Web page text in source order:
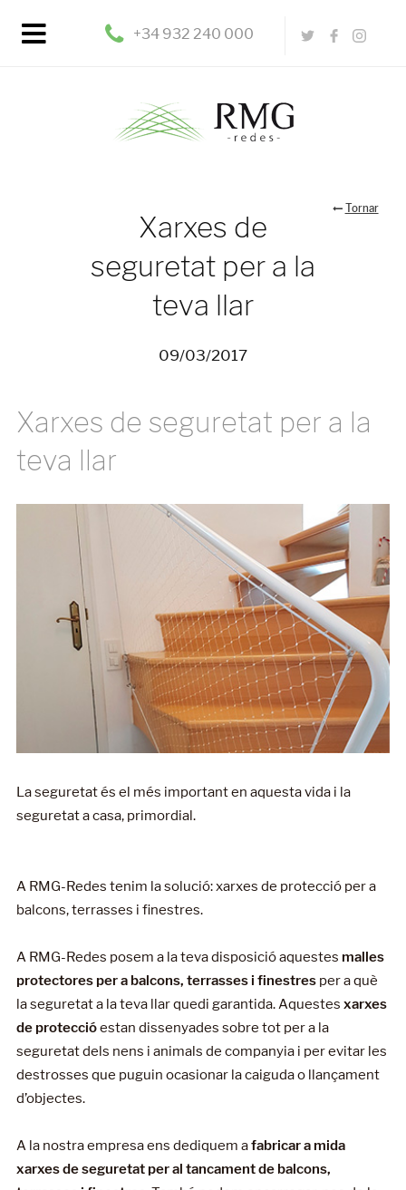
+34 932 240 000
Tornar
Xarxes de
seguretat per a la
teva llar
09/03/2017
Xarxes de seguretat per a la
teva llar
La seguretat és el més important en aquesta vida i la
seguretat a casa, primordial.
A RMG-Redes tenim la solució: xarxes de protecció per a
balcons, terrasses i finestres.
A RMG-Redes posem a la teva disposició aquestes malles
protectores per a balcons, terrasses i finestresper a què
la seguretat a la teva llar quedi garantida. Aquestes xarxes
de proteccióestan dissenyades sobre tot per a la
seguretat dels nens i animals de companyia i per evitar les
destrosses que puguin ocasionar la caiguda o llançament
d’objectes.
A la nostra empresa ens dediquem afabricar a mida
xarxes de seguretat per al tancament de balcons,